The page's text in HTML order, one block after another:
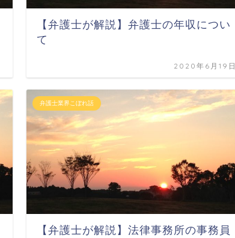
【弁護士が解説】弁護士の年収につい
て
2020年6月19日
弁護士業界こぼれ話
【弁護士が解説】法律事務所の事務員